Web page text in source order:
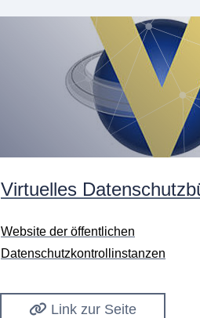
Virtuelles
Website der öffentlichen
Datenschutzkontrollinstanzen
Link zur Seite